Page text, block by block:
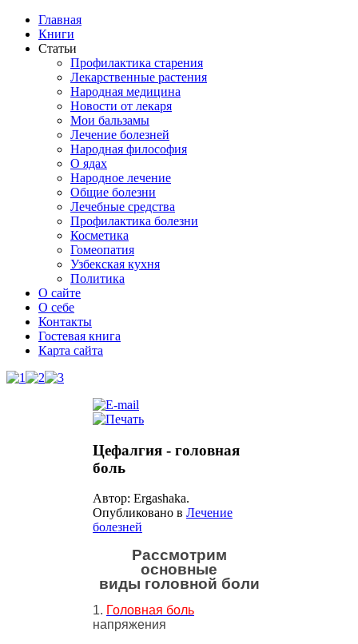
Главная
Книги
Статьи
Профилактика старения
Лекарственные растения
Народная медицина
Новости от лекаря
Мои бальзамы
Лечение болезней
Народная философия
О ядах
Народное лечение
Общие болезни
Лечебные средства
Профилактика болезни
Косметика
Гомеопатия
Узбекская кухня
Политика
О сайте
О себе
Контакты
Гостевая книга
Карта сайта
Цефалгия - головная
боль
Автор: Ergashaka.
Опубликовано в Лечение
болезней
Рассмотрим
основные
виды головной боли
1. Головная боль
напряжения